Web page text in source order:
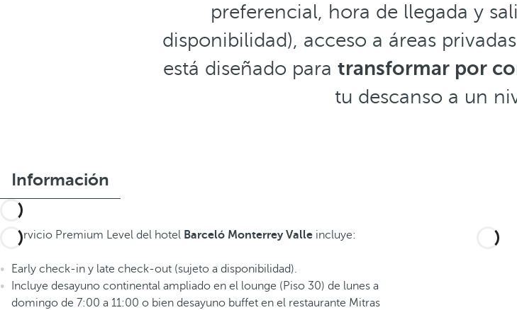
preferencial, hora de llegada y
disponibilidad), acceso a áreas
está diseñado para transformar por
tu descanso a un
Información
El servicio Premium Level del hotel Barceló Monterrey Valle incluye:
Early check-in y late check-out (sujeto a disponibilidad).
Incluye desayuno continental ampliado en el lounge (Piso 30) de lunes a
domingo de 7:00 a 11:00 o bien desayuno buffet en el restaurante Mitras